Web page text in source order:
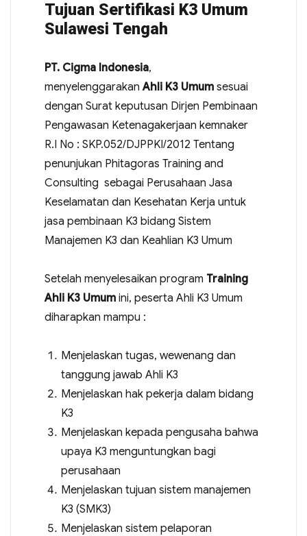
Tujuan Sertifikasi K3 Umum
Sulawesi Tengah
PT. Cigma Indonesia,
menyelenggarakanAhli K3 Umumsesuai
dengan Surat keputusan Dirjen Pembinaan
Pengawasan Ketenagakerjaan kemnaker
R.I No : SKP.052/DJPPKI/2012 Tentang
penunjukan Phitagoras Training and
Consulting sebagai Perusahaan Jasa
Keselamatan dan Kesehatan Kerja untuk
jasa pembinaan K3 bidang Sistem
Manajemen K3 dan Keahlian K3 Umum
Setelah menyelesaikan program Training
Ahli K3 Umumini, peserta Ahli K3 Umum
diharapkan mampu :
Menjelaskan tugas, wewenang dan
tanggung jawab Ahli K3
Menjelaskan hak pekerja dalam bidang
K3
Menjelaskan kepada pengusaha bahwa
upaya K3 menguntungkan bagi
perusahaan
Menjelaskan tujuan sistem manajemen
K3 (SMK3)
Menjelaskan sistem pelaporan